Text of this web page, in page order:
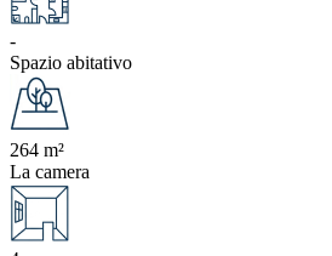
-
Spazio abitativo
264 m²
La camera